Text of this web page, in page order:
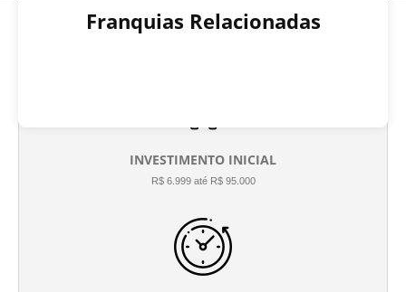
Franquias Relacionadas
INVESTIMENTO INICIAL
R$ 6.999 até R$ 95.000